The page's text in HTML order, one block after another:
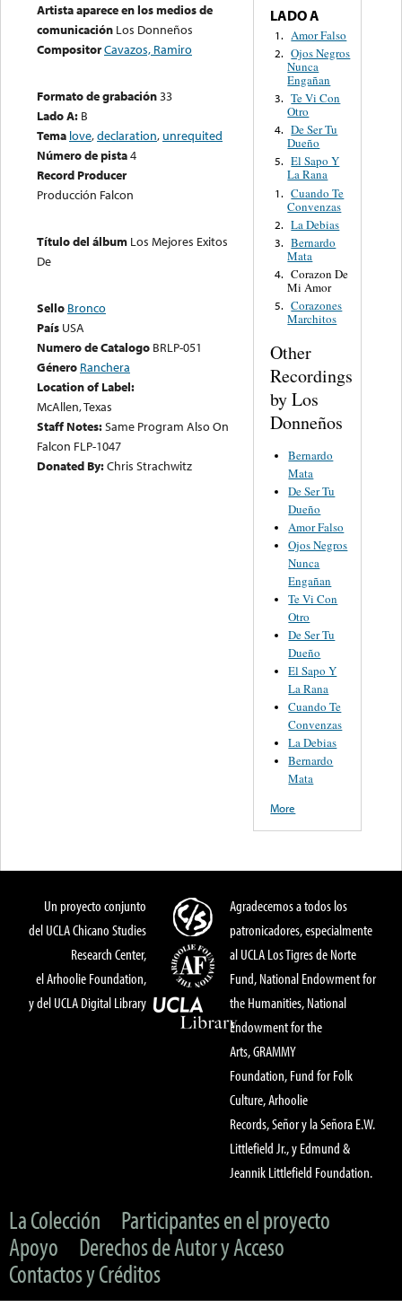
Artista aparece en los medios de
comunicación Los Donneños
CompositorCavazos, Ramiro
Formato de grabación33
Lado A: B
Tema love,declaration, unrequited
Número de pista4
Record Producer
Producción Falcon
Título del álbum Los Mejores Exitos
De
Sello Bronco
País USA
Numero de Catalogo BRLP-051
Género Ranchera
Location of Label:
McAllen, Texas
Staff Notes:Same Program Also On
Falcon FLP-1047
Donated By:Chris Strachwitz
LADO A
1. Amor Falso
2. Ojos Negros
Nunca
Engañan
3. Te Vi Con
Otro
4. De Ser Tu
Dueño
5. El Sapo Y
La Rana
1. Cuando Te
Convenzas
2. La Debias
3. Bernardo
Mata
4. Corazon De
Mi Amor
5. Corazones
Marchitos
Other
Recordings
by Los
Donneños
Bernardo
Mata
De Ser Tu
Dueño
Amor Falso
Ojos Negros
Nunca
Engañan
Te Vi Con
Otro
De Ser Tu
Dueño
El Sapo Y
La Rana
Cuando Te
Convenzas
La Debias
Bernardo
Mata
More
Un proyecto conjunto
del UCLA Chicano Studies
Research Center,
el Arhoolie Foundation,
y del UCLA Digital Library
Agradecemos a todos los
patronicadores, especialmente
al UCLA Los Tigres de Norte
Fund, National Endowment for
the Humanities, National
Endowment for the
Arts, GRAMMY
Foundation, Fund for Folk
Culture, Arhoolie
Records, Señor y la Señora E.W.
Littlefield Jr., y Edmund &
Jeannik Littlefield Foundation.
La Colección
Participantes en el proyecto
Apoyo
Derechos de Autor y Acceso
Contactos y Créditos